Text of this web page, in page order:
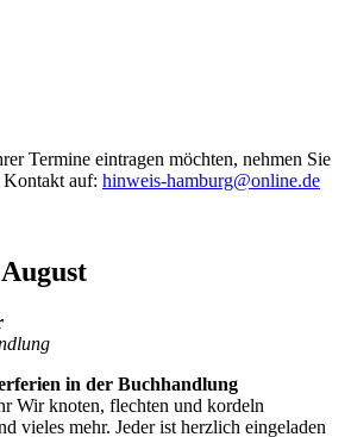
Termine eintragen möchten, nehmen Sie
auf: hinweis-hamburg@online.de
in der Buchhandlung
Wir knoten, flechten und kordeln
vieles mehr. Jeder ist herzlich eingeladen